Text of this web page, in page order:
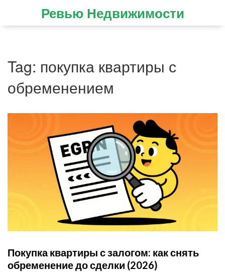
Ревью Недвижимости
Tag: покупка квартиры с
обременением
Покупка квартиры с залогом: как снять
обременение до сделки (2026)